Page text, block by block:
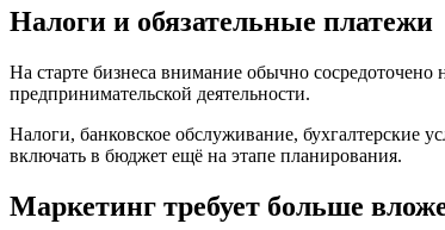
Налоги и обязательные платежи
На старте бизнеса внимание обычно
предпринимательской деятельности.
Налоги, банковское обслуживание, бухгалтерские
включать в бюджет ещё на этапе планирования.
Маркетинг требует больше